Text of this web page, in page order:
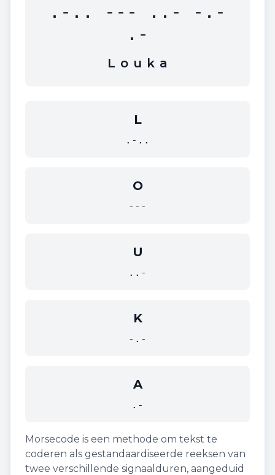
.-.. --- ..- -.-
.-
L o u k a
L
.-..
O
---
U
..-
K
-.-
A
.-
Morsecode is een methode om tekst te
coderen als gestandaardiseerde reeksen van
twee verschillende signaalduren, aangeduid